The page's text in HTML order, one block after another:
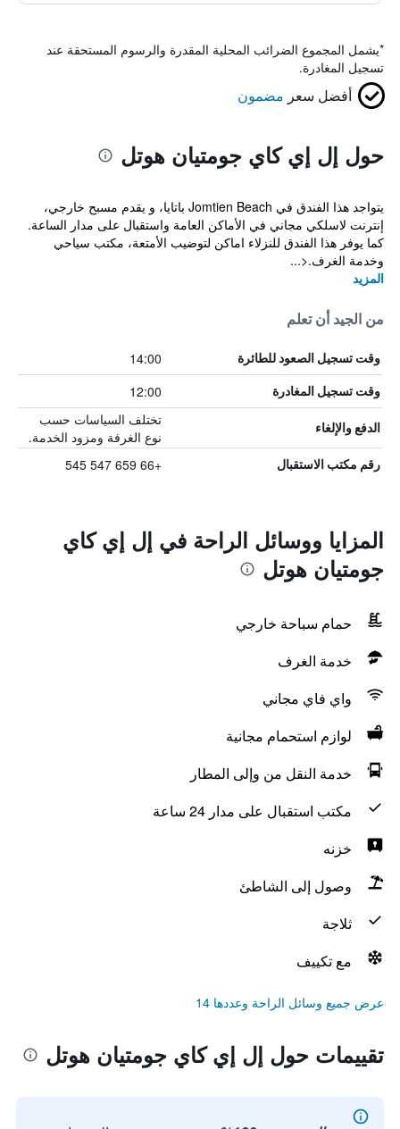
*يشمل المجموع الضرائب المحلية المقدرة والرسوم المستحقة عند
تسجيل المغادرة.
أفضل سعر مضمون
حول إل إي كاي جومتيان هوتل
يتواجد هذا الفندق في Jomtien Beach باتايا، و يقدم مسبح خارجي،
إنترنت لاسلكي مجاني في الأماكن العامة واستقبال على مدار الساعة.
كما يوفر هذا الفندق للنزلاء اماكن لتوضيب الأمتعة، مكتب سياحي
وخدمة الغرف.<...
المزيد
من الجيد أن تعلم
وقت تسجيل الصعود للطائرة 14:00
وقت تسجيل المغادرة 12:00
الدفع والإلغاء
تختلف السياسات حسب
نوع الغرفة ومزود الخدمة.
رقم مكتب الاستقبال +66 659 547 545
المزايا ووسائل الراحة في إل إي كاي
جومتيان هوتل
حمام سباحة خارجي
خدمة الغرف
واي فاي مجاني
لوازم استحمام مجانية
خدمة النقل من وإلى المطار
مكتب استقبال على مدار 24 ساعة
خزنه
وصول إلى الشاطئ
ثلاجة
مع تكييف
عرض جميع وسائل الراحة وعددها 14
تقييمات حول إل إي كاي جومتيان هوتل